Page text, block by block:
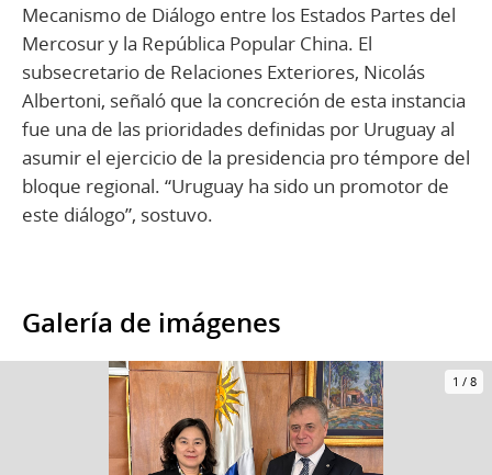
Mecanismo de Diálogo entre los Estados Partes del
Mercosur y la República Popular China. El
subsecretario de Relaciones Exteriores, Nicolás
Albertoni, señaló que la concreción de esta instancia
fue una de las prioridades definidas por Uruguay al
asumir el ejercicio de la presidencia pro témpore del
bloque regional. “Uruguay ha sido un promotor de
este diálogo”, sostuvo.
Galería de imágenes
1 / 8